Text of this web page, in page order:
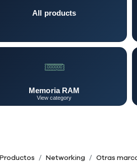
All products
Memoria RAM
View category
Productos Networking Otras